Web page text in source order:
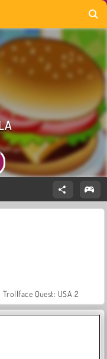
Trollface Quest: USA 2